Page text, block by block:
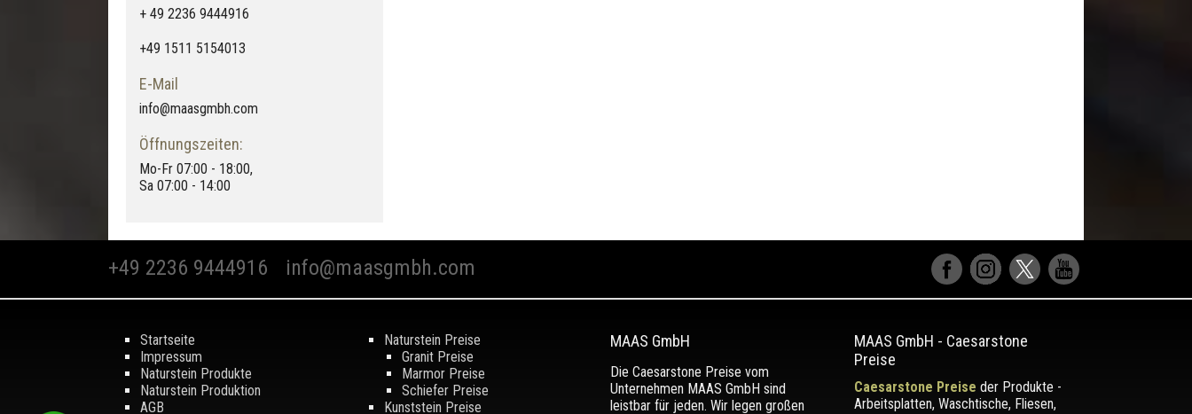
+ 49 2236 9444916
+49 1511 5154013
E-Mail
info@maasgmbh.com
Öffnungszeiten:
Mo-Fr 07:00 - 18:00,
Sa 07:00 - 14:00
+49 2236 9444916 info@maasgmbh.com
Startseite
Impressum
Naturstein Produkte
Naturstein Produktion
AGB
Naturstein Preise
Granit Preise
Marmor Preise
Schiefer Preise
Kunststein Preise
MAAS GmbH
Die Caesarstone Preise vom
Unternehmen MAAS GmbH sind
leistbar für jeden. Wir legen großen
MAAS GmbH - Caesarstone
Preise
Caesarstone Preise der Produkte -
Arbeitsplatten, Waschtische, Fliesen,